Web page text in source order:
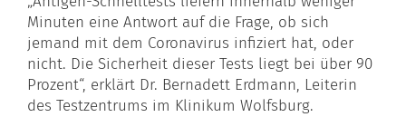
Minuten eine Antwort auf die Frage, ob sich
jemand mit dem Coronavirus infiziert hat, oder
nicht. Die Sicherheit dieser Tests liegt bei über 90
Prozent“, erklärt Dr. Bernadett Erdmann, Leiterin
des Testzentrums im Klinikum Wolfsburg.